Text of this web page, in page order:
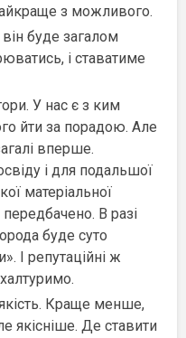
з можливого.
буде загалом
і ставатиме
У нас є з ким
йти за порадою. Але
вперше.
і для подальшої
матеріальної
В разі
буде суто
І репутаційні ж
Краще менше,
якісніше. Де ставити